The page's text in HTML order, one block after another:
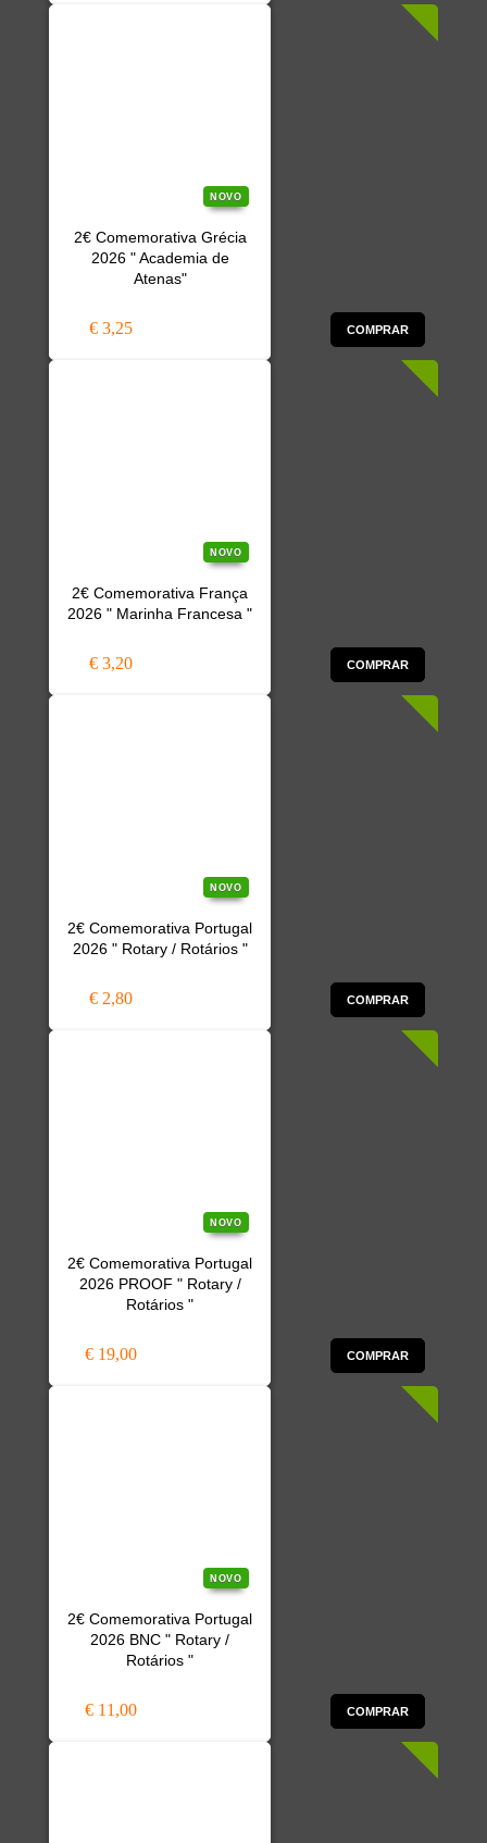
NOVO
2€ Comemorativa Grécia
2026 " Academia de
Atenas"
€ 3,25 COMPRAR
NOVO
2€ Comemorativa França
2026 " Marinha Francesa "
€ 3,20 COMPRAR
NOVO
2€ Comemorativa Portugal
2026 " Rotary / Rotários "
€ 2,80 COMPRAR
NOVO
2€ Comemorativa Portugal
2026 PROOF " Rotary /
Rotários "
€ 19,00 COMPRAR
NOVO
2€ Comemorativa Portugal
2026 BNC " Rotary /
Rotários "
€ 11,00 COMPRAR